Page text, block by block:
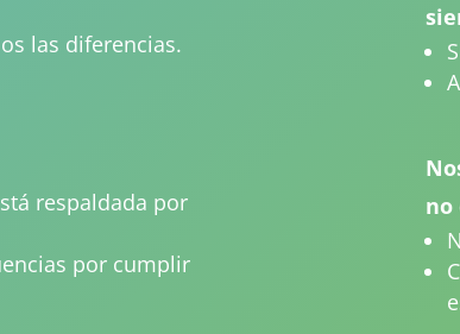
las diferencias.
respaldada por
por cumplir
no